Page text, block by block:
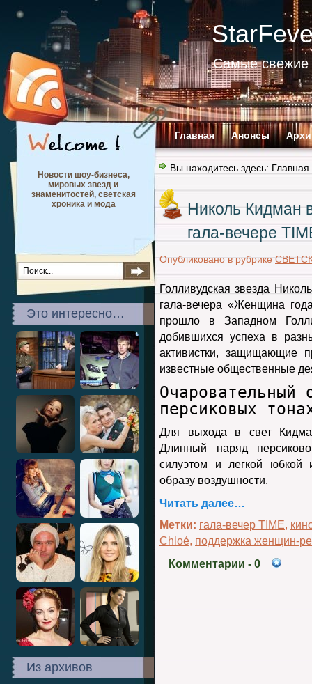
Самые свежие
Главная Анонсы
Новости шоу-бизнеса,
мировых звезд и
знаменитостей, светская
хроника и мода
Это интересно…
Из архивов
Вы находитесь здесь: Главная
Николь Кидман
гала-вечере
Опубликовано в рубрике
Голливудская звезда
гала-вечера «Женщина
прошло в Западном
добившихся успеха в
активистки, защищающие
известные общественные
Очаровательный
персиковых
Для выхода в свет
Длинный наряд
силуэтом и легкой
образу воздушности.
Читать далее…
Метки: гала-вечер TIME,
Chloé, поддержка женщин-
Комментарии - 0